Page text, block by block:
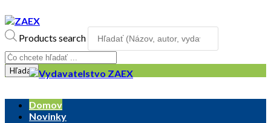
Products search
Hľadať
Domov
Novinky